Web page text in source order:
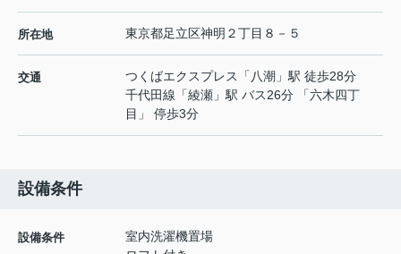
所在地 東京都足立区神明 ２丁目８－５
交通 つくばエクスプレス 「 八潮 」駅 徒歩28分
千代田線 「綾瀬 」駅 バス26分 「六木四丁
目」 停歩3分
設備条件
設備条件
室内洗濯機置場